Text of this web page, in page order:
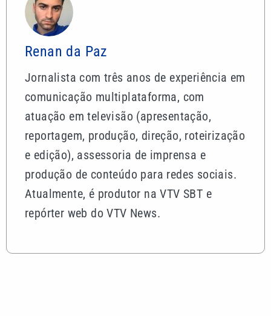
Renan da Paz
Jornalista com três anos de experiência em
comunicação multiplataforma, com
atuação em televisão (apresentação,
reportagem, produção, direção, roteirização
e edição), assessoria de imprensa e
produção de conteúdo para redes sociais.
Atualmente, é produtor na VTV SBT e
repórter web do VTV News.